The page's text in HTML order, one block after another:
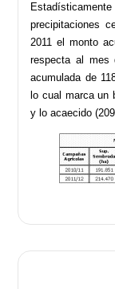
precipitaciones
2011 el monto
respecta al mes
acumulada de
lo cual marca un
y lo acaecido